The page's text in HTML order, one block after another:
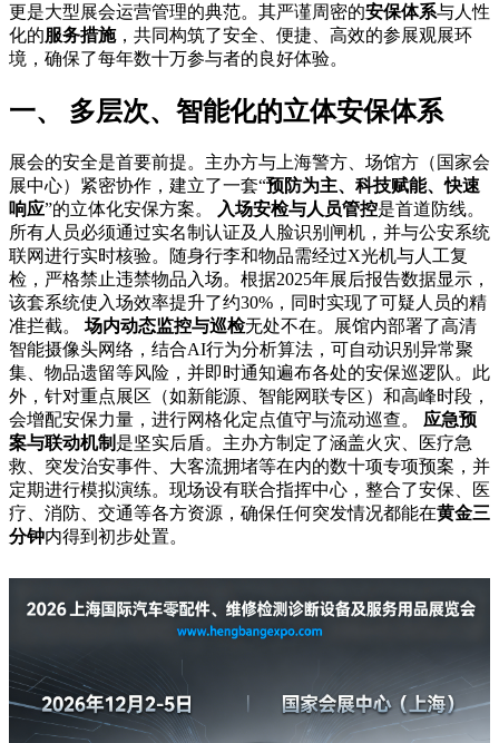
更是大型展会运营管理的典范。其严谨周密的安保体系与人性
化的服务措施，共同构筑了安全、便捷、高效的参展观展环
境，确保了每年数十万参与者的良好体验。
一、 多层次、智能化的立体安保体系
展会的安全是首要前提。主办方与上海警方、场馆方（国家会
展中心）紧密协作，建立了一套“预防为主、科技赋能、快速
响应”的立体化安保方案。 入场安检与人员管控是首道防线。
所有人员必须通过实名制认证及人脸识别闸机，并与公安系统
联网进行实时核验。随身行李和物品需经过X光机与人工复
检，严格禁止违禁物品入场。根据2025年展后报告数据显示，
该套系统使入场效率提升了约30%，同时实现了可疑人员的精
准拦截。 场内动态监控与巡检无处不在。展馆内部署了高清
智能摄像头网络，结合AI行为分析算法，可自动识别异常聚
集、物品遗留等风险，并即时通知遍布各处的安保巡逻队。此
外，针对重点展区（如新能源、智能网联专区）和高峰时段，
会增配安保力量，进行网格化定点值守与流动巡查。 应急预
案与联动机制 是坚实后盾。主办方制定了涵盖火灾、医疗急
救、突发治安事件、大客流拥堵等在内的数十项专项预案，并
定期进行模拟演练。现场设有联合指挥中心，整合了安保、医
疗、消防、交通等各方资源，确保任何突发情况都能在黄金三
分钟内得到初步处置。